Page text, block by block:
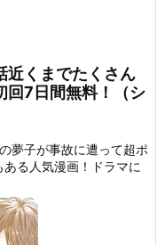
近くまでたくさん
回7日間無料！（シ
夢子が事故に遭って超ポ
る人気漫画！ドラマに